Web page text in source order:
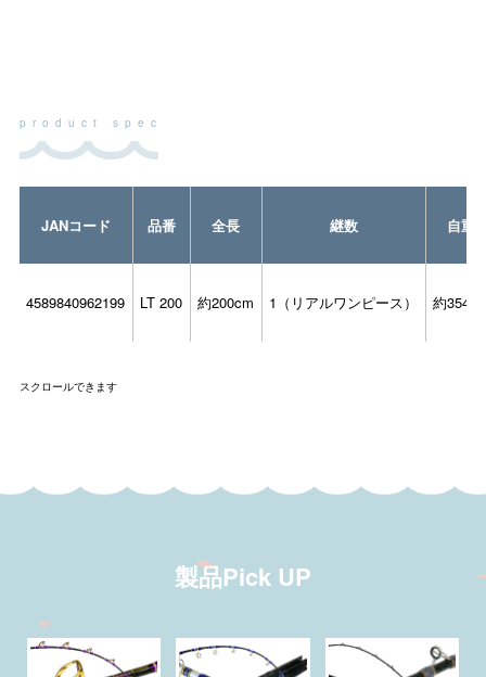
product spec
JANコード 品番 全長 継数 自重
4589840962199 LT 200 約200cm 1（リアルワンピース） 約
スクロールできます
製品Pick UP